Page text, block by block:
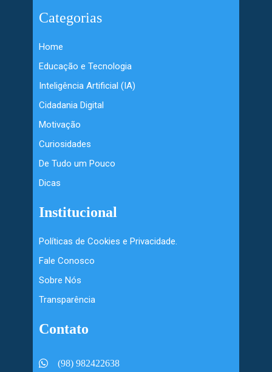
Categorias
Home
Educação e Tecnologia
Inteligência Artificial (IA)
Cidadania Digital
Motivação
Curiosidades
De Tudo um Pouco
Dicas
Institucional
Políticas de Cookies e Privacidade.
Fale Conosco
Sobre Nós
Transparência
Contato
(98) 982422638